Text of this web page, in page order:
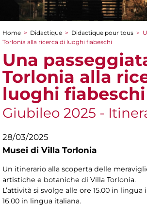
You are here
Home > Didactique > Didactique pour tous >
Torlonia alla ricerca di luoghi fiabeschi
Una
Torlonia alla
luoghi fiabeschi
Giubileo 2025 -
28/03/2025
Musei di Villa Torlonia
Un itinerario alla scoperta delle
artistiche e botaniche di Villa Torlonia.
L’attività si svolge alle ore 15.00 in lingua
16.00 in lingua italiana.